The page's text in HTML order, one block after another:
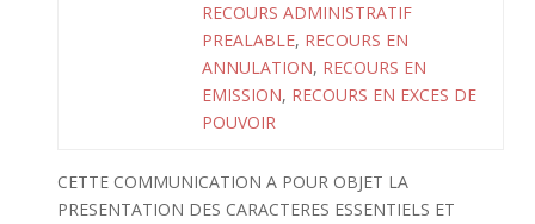
RECOURS ADMINISTRATIF
PREALABLE, RECOURS EN
ANNULATION, RECOURS EN
EMISSION, RECOURS EN EXCES DE
POUVOIR
CETTE COMMUNICATION A POUR OBJET LA
PRESENTATION DES CARACTERES ESSENTIELS ET